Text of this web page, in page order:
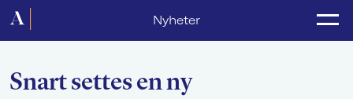
Nyheter
Forside
Lønnsoppgjør
Snart settes en ny